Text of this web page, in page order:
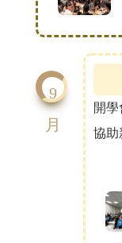
9
月
開
協助